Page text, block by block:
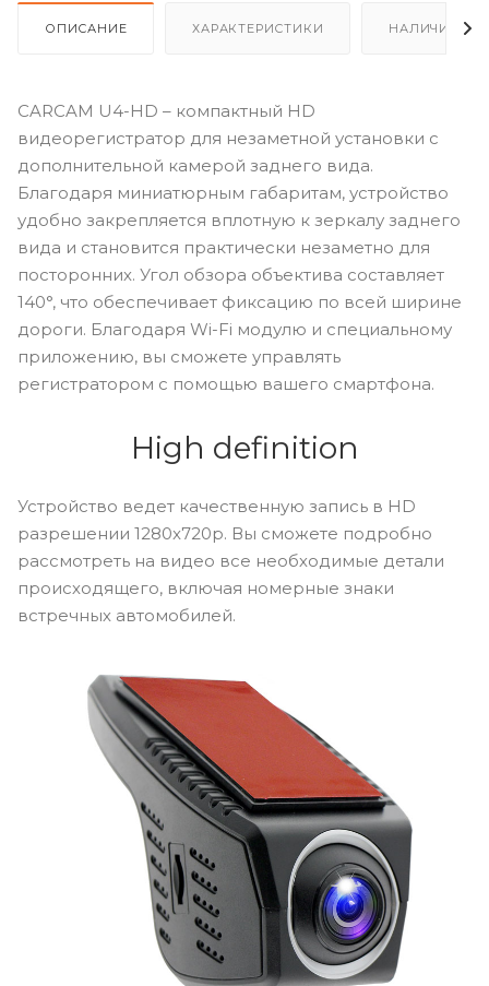
ОПИСАНИЕ ХАРАКТЕРИСТИКИ НАЛИЧИЕ
CARCAM U4-HD – компактный HD
видеорегистратор для незаметной установки с
дополнительной камерой заднего вида.
Благодаря миниатюрным габаритам, устройство
удобно закрепляется вплотную к зеркалу заднего
вида и становится практически незаметно для
посторонних. Угол обзора объектива составляет
140°, что обеспечивает фиксацию по всей ширине
дороги. Благодаря Wi-Fi модулю и специальному
приложению, вы сможете управлять
регистратором с помощью вашего смартфона.
High definition
Устройство ведет качественную запись в HD
разрешении 1280x720p. Вы сможете подробно
рассмотреть на видео все необходимые детали
происходящего, включая номерные знаки
встречных автомобилей.